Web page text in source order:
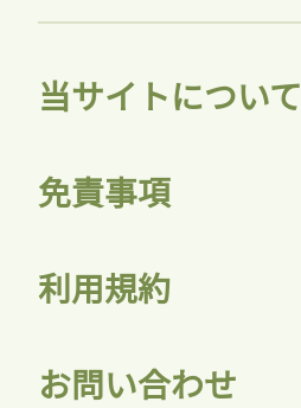
当サイトについて
免責事項
利用規約
お問い合わせ